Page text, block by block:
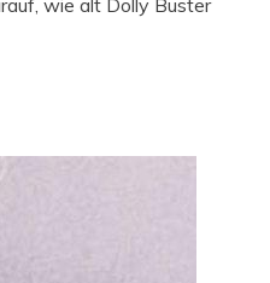
wie alt Dolly Buster